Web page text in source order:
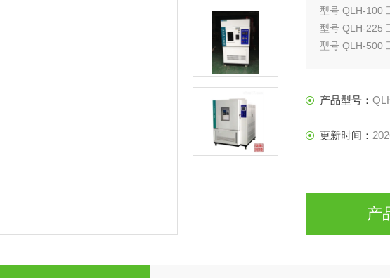
型号 QLH-100
型号 QLH-225
型号 QLH-500
产品型号：
更新时间：
产